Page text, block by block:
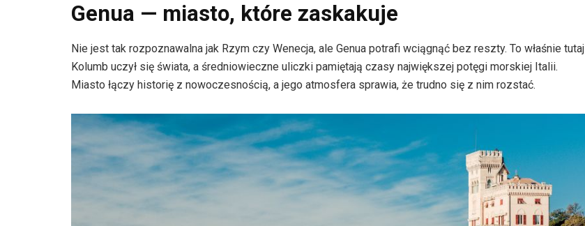
Genua — miasto, które zaskakuje
Nie jest tak rozpoznawalna jak Rzym czy Wenecja, ale Genua potrafi wciągnąć bez reszty. To właśnie tutaj
Kolumb uczył się świata, a średniowieczne uliczki pamiętają czasy największej potęgi morskiej Italii.
Miasto łączy historię z nowoczesnością, a jego atmosfera sprawia, że trudno się z nim rozstać.